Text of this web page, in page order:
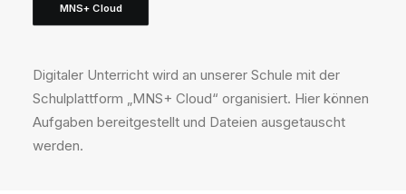
MNS+ Cloud
Digitaler Unterricht wird an unserer Schule mit der
Schulplattform „MNS+ Cloud“ organisiert. Hier können
Aufgaben bereitgestellt und Dateien ausgetauscht
werden.